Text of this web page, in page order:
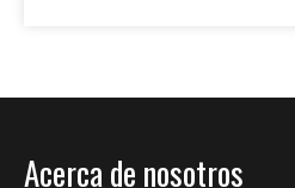
Acerca de nosotros